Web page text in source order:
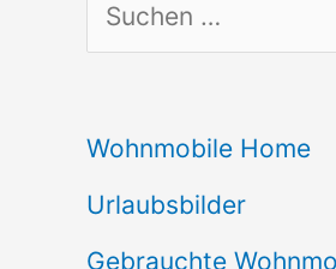
u
h
e
n
Wohnmobile Home
Urlaubsbilder
Gebrauchte